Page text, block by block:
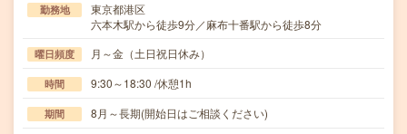
勤務地
東京都港区
六本木駅から徒歩9分／麻布十番駅から徒歩8分
曜日頻度 月～金（土日祝日休み）
時間 9:30～18:30 /休憩1h
期間 8月～長期(開始日はご相談ください)